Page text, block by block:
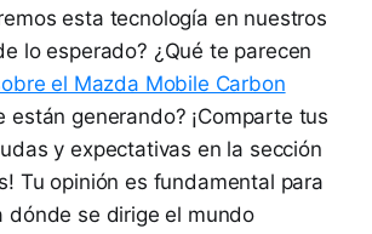
esta tecnología en nuestros
lo esperado? ¿Qué te parecen
el Mazda Mobile Carbon
están generando? ¡Comparte tus
y expectativas en la sección
Tu opinión es fundamental para
dónde se dirige el mundo